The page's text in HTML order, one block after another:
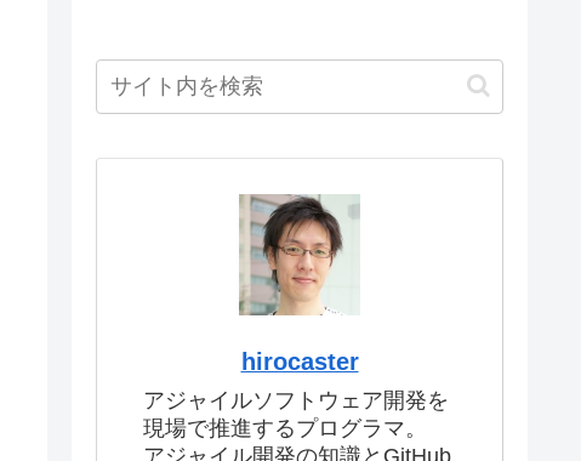
hirocaster
アジャイルソフトウェア開発を
現場で推進するプログラマ。